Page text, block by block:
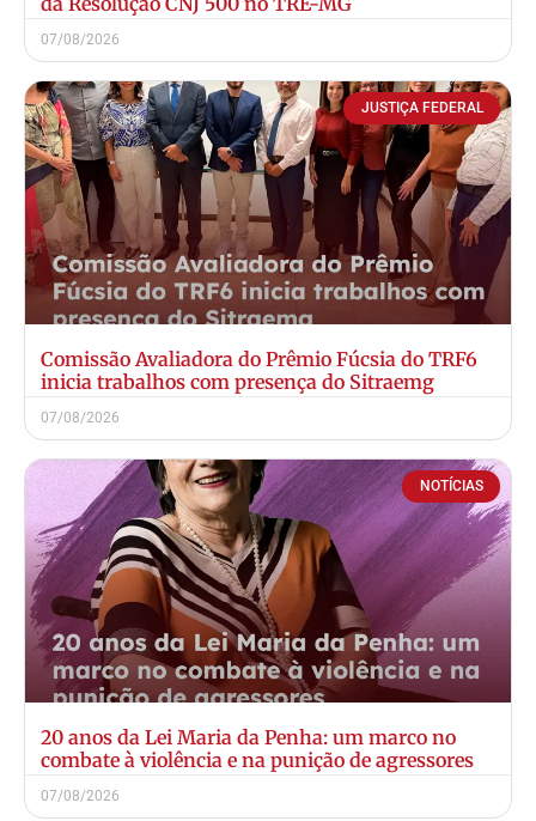
07/08/2026
JUSTIÇA FEDERAL
Comissão Avaliadora do Prêmio Fúcsia do TRF6
inicia trabalhos com presença do Sitraemg
07/08/2026
NOTÍCIAS
20 anos da Lei Maria da Penha: um marco no
combate à violência e na punição de agressores
07/08/2026